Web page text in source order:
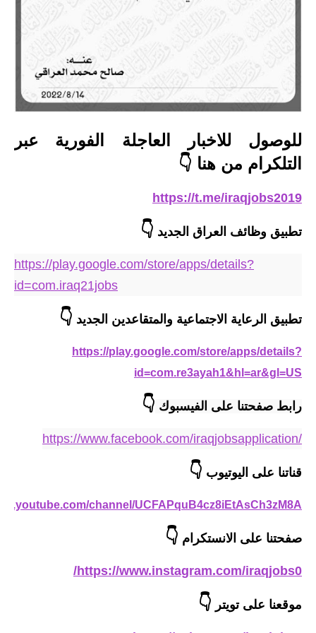
ملازم دراسية
المرحلة الابتدائية
المرحلة المتوسطة
المرحلة الاعدادية
المرحلة المتوسطة
المرحلة الاعدادية
المرحلة المتوسطة
المرحلة الاعدادية
الجامعات
استمارة القبول المركزي
الطقس
للوصول للاخبار العاجلة الفورية عبر
التلكرام من هنا 👇
https://t.me/iraqjobs2019
تطبيق وظائف العراق الجديد 👇
https://play.google.com/store/apps/details?
id=com.iraq21jobs
تطبيق الرعاية الاجتماعية والمتقاعدين الجديد 👇
https://play.google.com/store/apps/details?
id=com.re3ayah1&hl=ar&gl=US
رابط صفحتنا على الفيسبوك 👇
https://www.facebook.com/iraqjobsapplication/
قناتنا على اليوتيوب 👇
channel/UCFAPquB4cz8iEtAsCh3zM8A
صفحتنا على الانستكرام 👇
https://www.instagram.com/iraqjobs0/
موقعنا على تويتر 👇